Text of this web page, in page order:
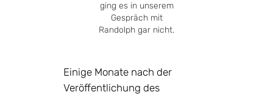
ging es in unserem
Gespräch mit
Randolph gar nicht.
Einige Monate nach der
Veröffentlichung des